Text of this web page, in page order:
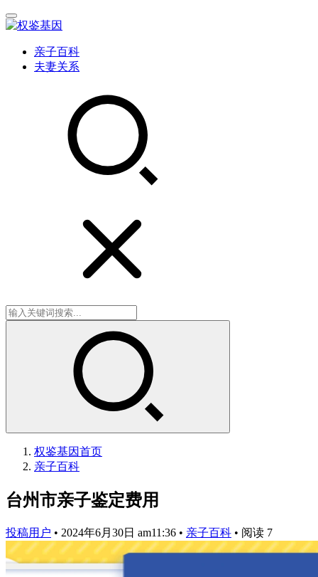
亲子百科
夫妻关系
权鉴基因首页
亲子百科
台州市亲子鉴定费用
投稿用户 • 2024年6月30日 am11:36 • 亲子百科 • 阅读 7